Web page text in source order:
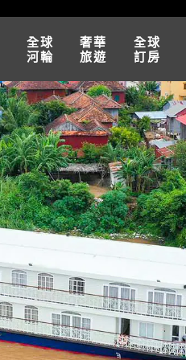
全球
河輪
奢華
旅遊
全球
訂房